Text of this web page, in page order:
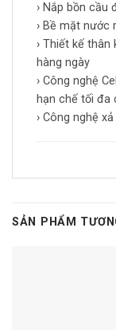
› Nắp bồn cầu
› Bề mặt nước
› Thiết kế thân
hàng ngày
› Công nghệ
hạn chế tối đa
› Công nghệ
SẢN PHẨM